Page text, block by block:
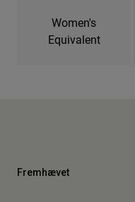
Women's
Equivalent
Fremhævet